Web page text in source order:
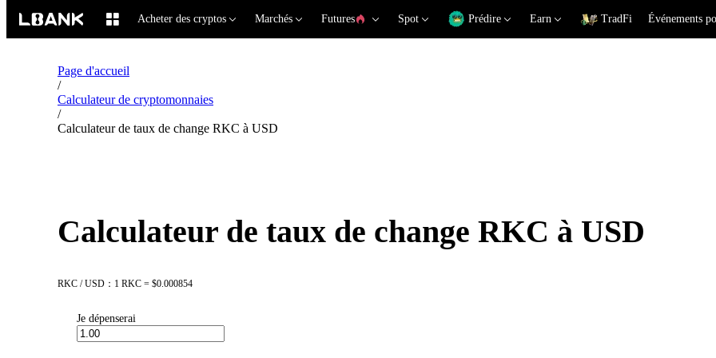
Acheter des cryptos Marchés Futures Spot Prédire Earn TradFi Événements
Page d'accueil
/
Calculateur de cryptomonnaies
/
Calculateur de taux de change RKC à USD
Calculateur de taux de change RKC à USD
RKC / USD：1 RKC = $0.000854
Je dépenserai